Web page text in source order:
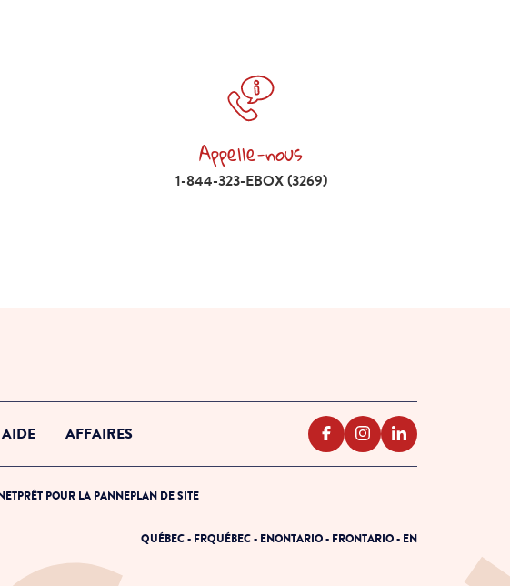
Appelle-nous
Appelle-nous 1-844-323-EBOX (3269)
1-844-323-EBOX (3269)
AIDE AFFAIRES
PRÊT POUR LA PANNEPLAN DE SITE
QUÉBEC - FRQUÉBEC - ENONTARIO - FRONTARIO - EN